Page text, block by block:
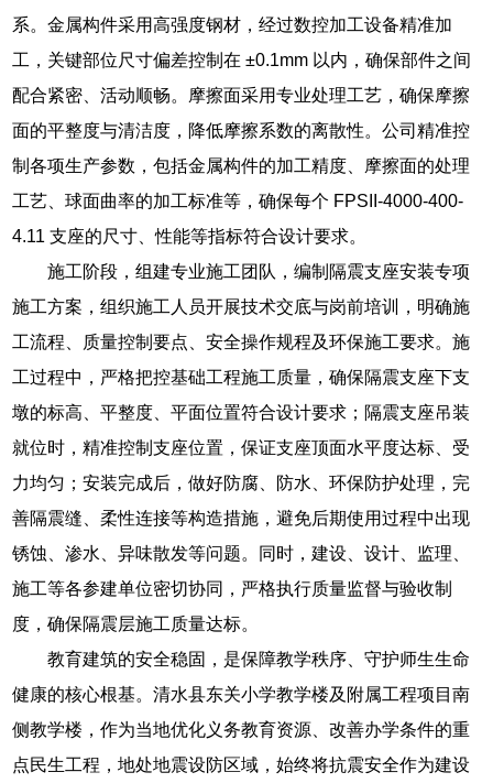
系。金属构件采用高强度钢材，经过数控加工设备精准加
工，关键部位尺寸偏差控制在 ±0.1mm 以内，确保部件之间
配合紧密、活动顺畅。摩擦面采用专业处理工艺，确保摩擦
面的平整度与清洁度，降低摩擦系数的离散性。公司精准控
制各项生产参数，包括金属构件的加工精度、摩擦面的处理
工艺、球面曲率的加工标准等，确保每个 FPSII-4000-400-
4.11 支座的尺寸、性能等指标符合设计要求。
施工阶段，组建专业施工团队，编制隔震支座安装专项
施工方案，组织施工人员开展技术交底与岗前培训，明确施
工流程、质量控制要点、安全操作规程及环保施工要求。施
工过程中，严格把控基础工程施工质量，确保隔震支座下支
墩的标高、平整度、平面位置符合设计要求；隔震支座吊装
就位时，精准控制支座位置，保证支座顶面水平度达标、受
力均匀；安装完成后，做好防腐、防水、环保防护处理，完
善隔震缝、柔性连接等构造措施，避免后期使用过程中出现
锈蚀、渗水、异味散发等问题。同时，建设、设计、监理、
施工等各参建单位密切协同，严格执行质量监督与验收制
度，确保隔震层施工质量达标。
教育建筑的安全稳固，是保障教学秩序、守护师生生命
健康的核心根基。清水县东关小学教学楼及附属工程项目南
侧教学楼，作为当地优化义务教育资源、改善办学条件的重
点民生工程，地处地震设防区域，始终将抗震安全作为建设